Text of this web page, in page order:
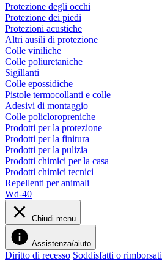
Protezione degli occhi
Protezione dei piedi
Protezioni acustiche
Altri ausili di protezione
Colle viniliche
Colle poliuretaniche
Sigillanti
Colle epossidiche
Pistole termocollanti e colle
Adesivi di montaggio
Colle policloropreniche
Prodotti per la protezione
Prodotti per la finitura
Prodotti per la pulizia
Prodotti chimici per la casa
Prodotti chimici tecnici
Repellenti per animali
Wd-40
Chiudi menu
Assistenza/aiuto
Diritto di recesso Soddisfatti o rimborsati